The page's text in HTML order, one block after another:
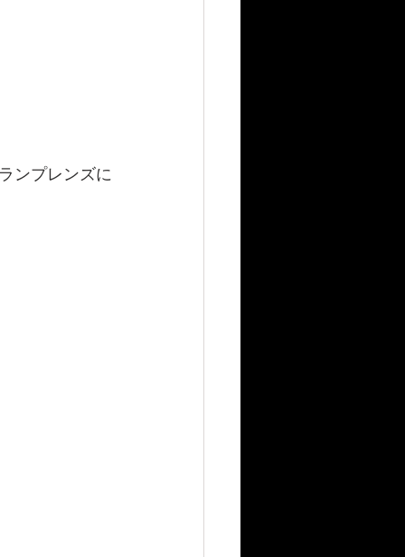
ンプレンズに